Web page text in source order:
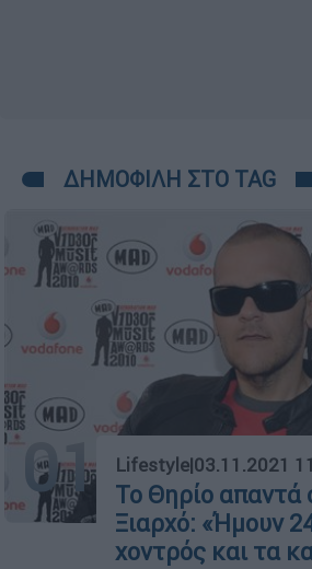
ΔΗΜΟΦΙΛΗ ΣΤΟ TAG
01 Lifestyle|03.11.2021
Το Θηρίο απαντά
Ξιαρχό: «Ήμουν
χοντρός και τα